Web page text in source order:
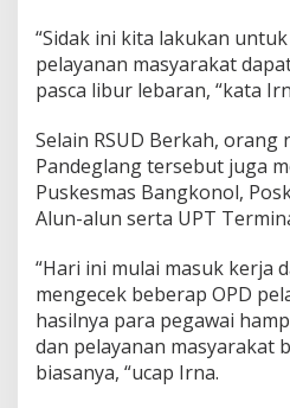
P
a
s
a
L
i
b
u
d
u
l
F
i
“Sidak ini kita lakukan
pelayanan masyarakat
pasca libur lebaran, “kata
Selain RSUD Berkah, orang
Pandeglang tersebut juga
Puskesmas Bangkonol,
Alun-alun serta UPT
“Hari ini mulai masuk kerja
mengecek beberap OPD
hasilnya para pegawai
dan pelayanan masyarakat
biasanya, “ucap Irna.